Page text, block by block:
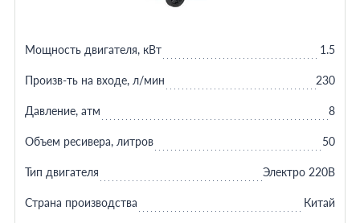
Мощность двигателя, кВт 1.5
Произв-ть на входе, л/мин 230
Давление, атм 8
Объем ресивера, литров 50
Тип двигателя Электро 220В
Страна производства Китай